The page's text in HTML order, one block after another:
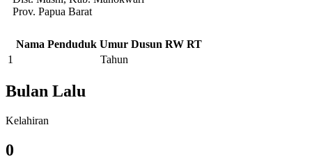
Prov. Papua Barat
Nama Penduduk Umur Dusun RW RT
1
Tahun
Bulan Lalu
Kelahiran
0